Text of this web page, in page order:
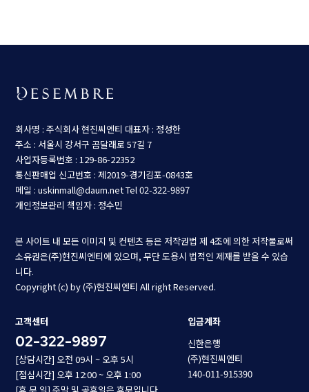
회사명 : 주식회사 현진씨엔티 대표자 : 정성한
주소 : 서울시 강서구 곰달래로 57길 7
사업자등록번호 : 129-86-22352
통신판매업 신고번호 : 제2019-경기김포-0843호
메일 : uskinmall@daum.netTel 02-322-9897
개인정보관리 책임자 : 정수민
본 사이트 내 모든 이미지 및 컨텐츠 등은 저작권법 제 4조에 의한 저작물로써
소유권은(주)현진씨엔티에 있으며, 무단 도용시 법적인 제재를 받을 수 있습
니다.
Copyright (c) by (주)현진씨엔티 All right Reserved.
고객센터
02-322-9897
[상담시간] 오전 09시 ~ 오후 5시
[점심시간] 오후 12:00 ~ 오후 1:00
입금계좌
신한은행
(주)현진씨엔티
140-011-915390